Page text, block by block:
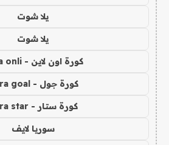
يلا شوت
يلا شوت
كورة اون لاين - kora onli
كورة جول - kora goal
كورة ستار - kora star
سوريا لايف